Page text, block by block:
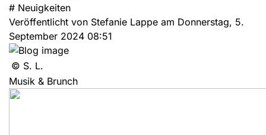
# Neuigkeiten
Veröffentlicht von Stefanie Lappe am Donnerstag, 5.
September 2024 08:51
© S. L.
Musik & Brunch